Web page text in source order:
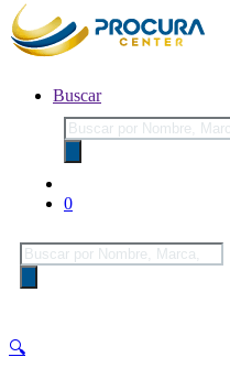
Buscar
Búsqueda
de
productos
0
Búsqueda
de
productos
🔍